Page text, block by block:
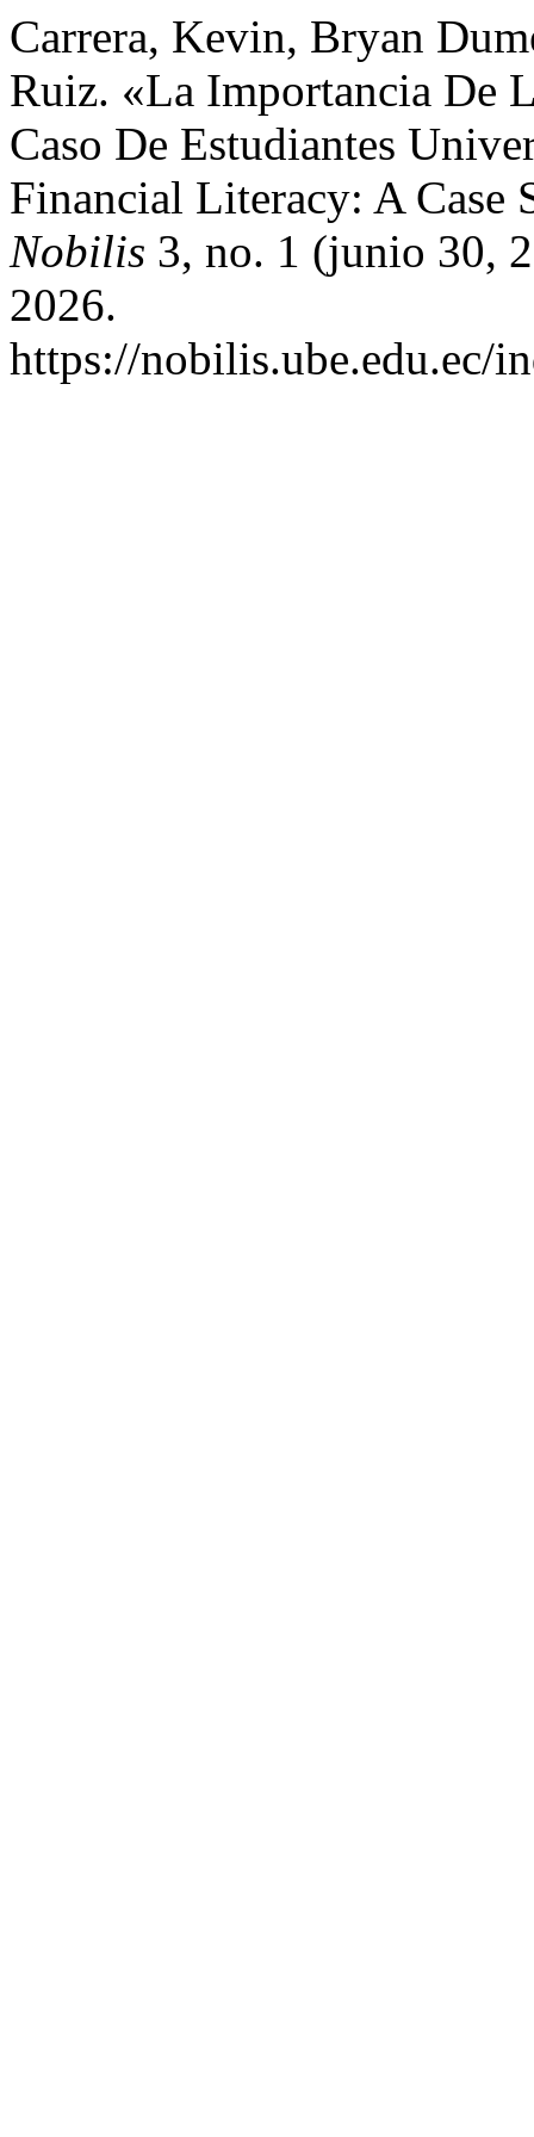
Carrera, Kevin, Bryan
Ruiz. «La Importancia De
Caso De Estudiantes
Financial Literacy: A Case
Nobilis 3, no. 1 (junio 30,
2026.
https://nobilis.ube.edu.ec/